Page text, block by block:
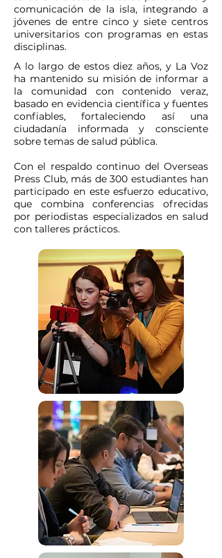
comunicación de la isla, integrando a
jóvenes de entre cinco y siete centros
universitarios con programas en estas
disciplinas.
A lo largo de estos diez años, y La Voz
ha mantenido su misión de informar a
la comunidad con contenido veraz,
basado en evidencia científica y fuentes
confiables, fortaleciendo así una
ciudadanía informada y consciente
sobre temas de salud pública.
Con el respaldo continuo del Overseas
Press Club, más de 300 estudiantes han
participado en este esfuerzo educativo,
que combina conferencias ofrecidas
por periodistas especializados en salud
con talleres prácticos.